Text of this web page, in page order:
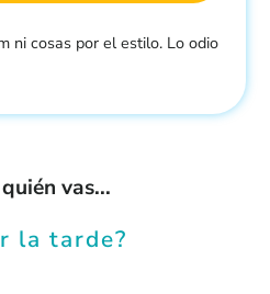
ni cosas por el estilo. Lo odio
vas...
la tarde?